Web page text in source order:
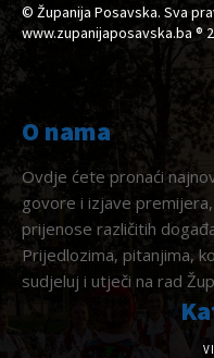
© Županija Posavska. Sva
www.zupanijaposavska.ba ®
O nama
Ovdje ćete pronaći
govore i izjave
prijenose različitih
Prijedlozima, pitanjima,
sudjeluj i utječi na rad